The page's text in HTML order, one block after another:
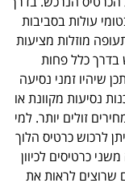
עולות בסביבות
תעופה מוזלות מציעות
בדרך כלל פחות
שיהיו זמני נסיעה
נסיעות מקוונת או
זולים יותר. למי
לרכוש כרטיס הלוך
כרטיסים לכיוון
שרוצים לראות את